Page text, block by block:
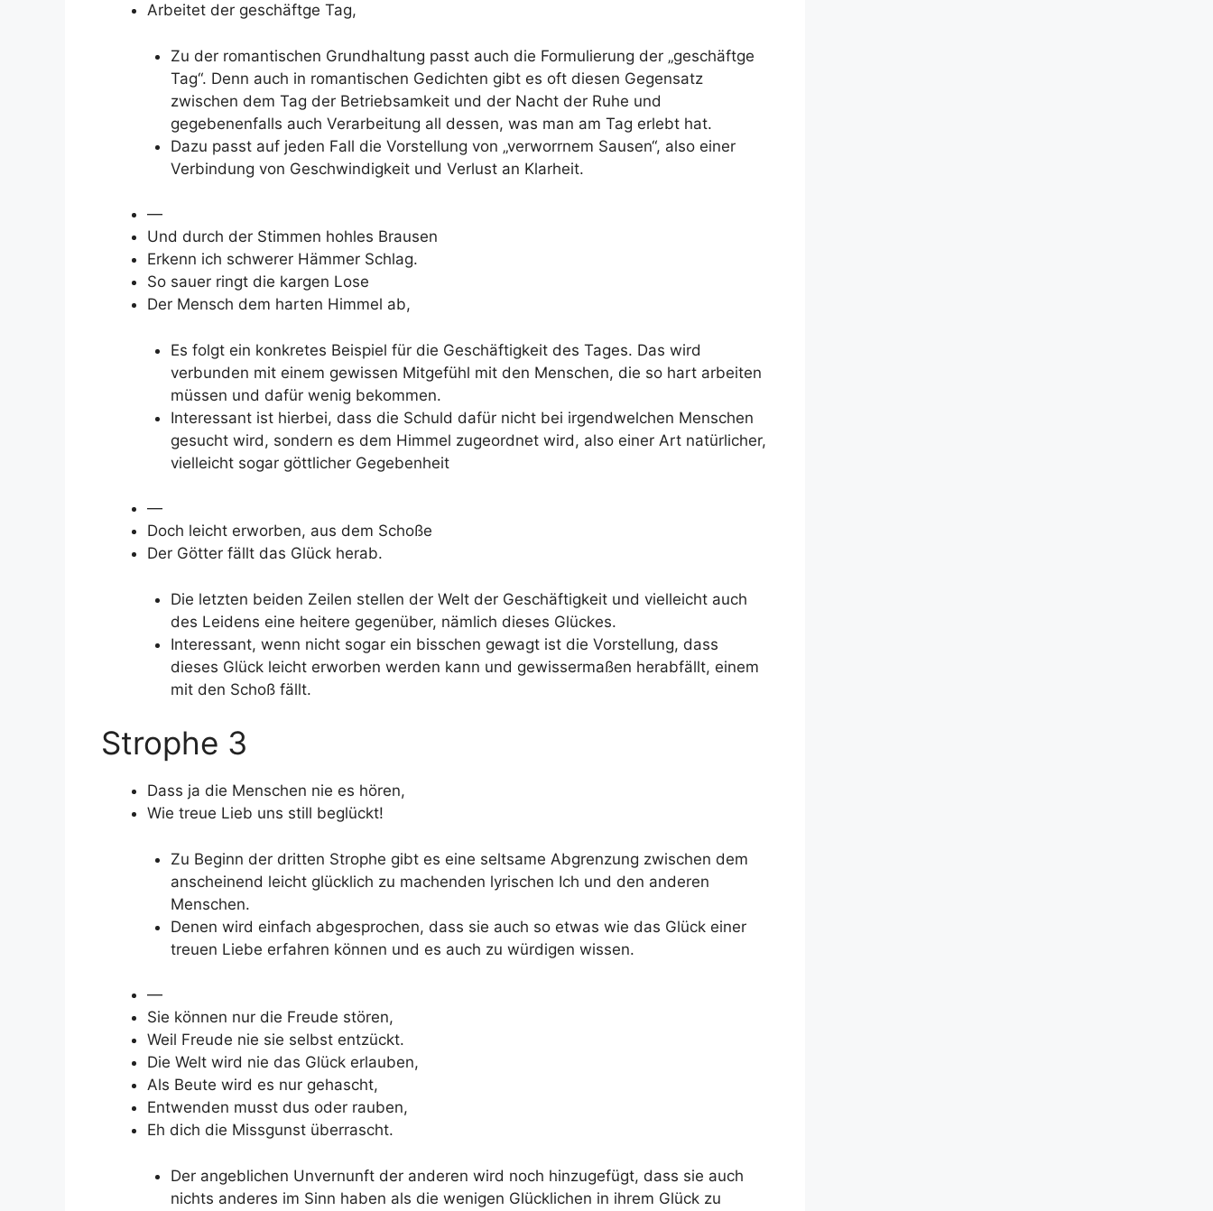
Arbeitet der geschäftge Tag,
Zu der romantischen Grundhaltung passt auch die Formulierung der „geschäftge
Tag“. Denn auch in romantischen Gedichten gibt es oft diesen Gegensatz
zwischen dem Tag der Betriebsamkeit und der Nacht der Ruhe und
gegebenenfalls auch Verarbeitung all dessen, was man am Tag erlebt hat.
Dazu passt auf jeden Fall die Vorstellung von „verworrnem Sausen“, also einer
Verbindung von Geschwindigkeit und Verlust an Klarheit.
—
Und durch der Stimmen hohles Brausen
Erkenn ich schwerer Hämmer Schlag.
So sauer ringt die kargen Lose
Der Mensch dem harten Himmel ab,
Es folgt ein konkretes Beispiel für die Geschäftigkeit des Tages. Das wird
verbunden mit einem gewissen Mitgefühl mit den Menschen, die so hart arbeiten
müssen und dafür wenig bekommen.
Interessant ist hierbei, dass die Schuld dafür nicht bei irgendwelchen Menschen
gesucht wird, sondern es dem Himmel zugeordnet wird, also einer Art natürlicher,
vielleicht sogar göttlicher Gegebenheit
—
Doch leicht erworben, aus dem Schoße
Der Götter fällt das Glück herab.
Die letzten beiden Zeilen stellen der Welt der Geschäftigkeit und vielleicht auch
des Leidens eine heitere gegenüber, nämlich dieses Glückes.
Interessant, wenn nicht sogar ein bisschen gewagt ist die Vorstellung, dass
dieses Glück leicht erworben werden kann und gewissermaßen herabfällt, einem
mit den Schoß fällt.
Strophe 3
Dass ja die Menschen nie es hören,
Wie treue Lieb uns still beglückt!
Zu Beginn der dritten Strophe gibt es eine seltsame Abgrenzung zwischen dem
anscheinend leicht glücklich zu machenden lyrischen Ich und den anderen
Menschen.
Denen wird einfach abgesprochen, dass sie auch so etwas wie das Glück einer
treuen Liebe erfahren können und es auch zu würdigen wissen.
—
Sie können nur die Freude stören,
Weil Freude nie sie selbst entzückt.
Die Welt wird nie das Glück erlauben,
Als Beute wird es nur gehascht,
Entwenden musst dus oder rauben,
Eh dich die Missgunst überrascht.
Der angeblichen Unvernunft der anderen wird noch hinzugefügt, dass sie auch
nichts anderes im Sinn haben als die wenigen Glücklichen in ihrem Glück zu